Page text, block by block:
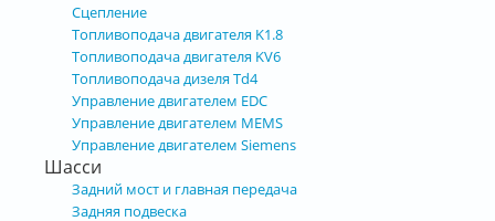
Сцепление
Топливоподача двигателя K1.8
Топливоподача двигателя KV6
Топливоподача дизеля Td4
Управление двигателем EDC
Управление двигателем MEMS
Управление двигателем Siemens
Шасси
Задний мост и главная передача
Задняя подвеска